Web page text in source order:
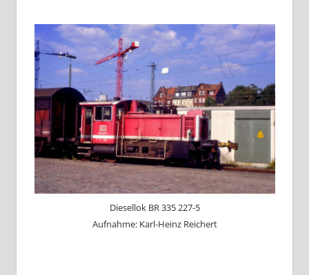
Diesellok BR 335 227-5
Aufnahme: Karl-Heinz Reichert